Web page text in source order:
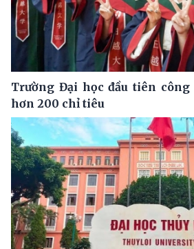
Trường Đại học đầu tiên công
hơn 200 chỉ tiêu